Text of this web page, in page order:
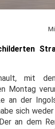
mit
Montag
an der
sich weder
an dem